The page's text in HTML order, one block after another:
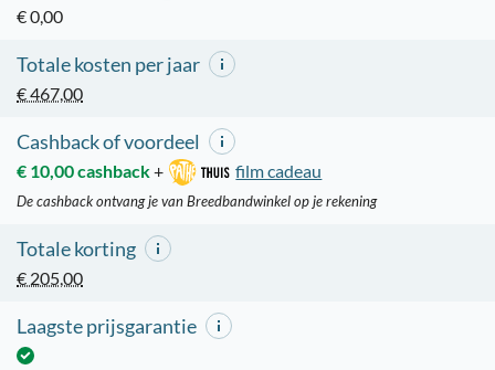
€ 0,00
Totale kosten per jaar
€ 467,00
Cashback of voordeel
€ 10,00 cashback+ film cadeau
De cashback ontvang je van Breedbandwinkel op je rekening
Totale korting
€ 205,00
Laagste prijsgarantie